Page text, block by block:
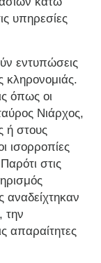
υπηρεσίες
εντυπώσεις
κληρονομιάς.
όπως οι
Νιάρχος,
ή στους
ισορροπίες
στις
αναδείχτηκαν
την
απαραίτητες